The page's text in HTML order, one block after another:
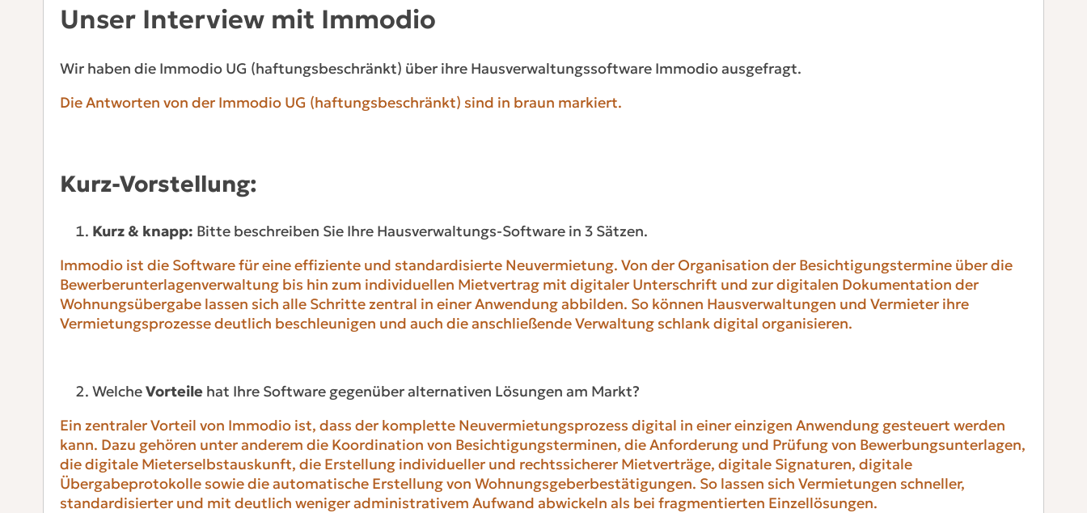
Unser Interview mit Immodio
Wir haben die Immodio UG (haftungsbeschränkt) über ihre Hausverwaltungssoftware Immodio ausgefragt.
Die Antworten von der Immodio UG (haftungsbeschränkt) sind in braun markiert.
Kurz-Vorstellung:
Kurz & knapp: Bitte beschreiben Sie Ihre Hausverwaltungs-Software in 3 Sätzen.
Immodio ist die Software für eine effiziente und standardisierte Neuvermietung. Von der Organisation der Besichtigungstermine über die
Bewerberunterlagenverwaltung bis hin zum individuellen Mietvertrag mit digitaler Unterschrift und zur digitalen Dokumentation der
Wohnungsübergabe lassen sich alle Schritte zentral in einer Anwendung abbilden. So können Hausverwaltungen und Vermieter ihre
Vermietungsprozesse deutlich beschleunigen und auch die anschließende Verwaltung schlank digital organisieren.
WelcheVorteilehat Ihre Software gegenüber alternativen Lösungen am Markt?
Ein zentraler Vorteil von Immodio ist, dass der komplette Neuvermietungsprozess digital in einer einzigen Anwendung gesteuert werden
kann. Dazu gehören unter anderem die Koordination von Besichtigungsterminen, die Anforderung und Prüfung von Bewerbungsunterlagen,
die digitale Mieterselbstauskunft, die Erstellung individueller und rechtssicherer Mietverträge, digitale Signaturen, digitale
Übergabeprotokolle sowie die automatische Erstellung von Wohnungsgeberbestätigungen. So lassen sich Vermietungen schneller,
standardisierter und mit deutlich weniger administrativem Aufwand abwickeln als bei fragmentierten Einzellösungen.